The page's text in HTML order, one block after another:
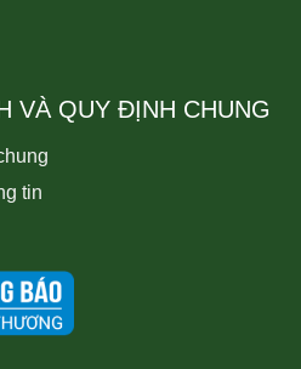
VÀ QUY ĐỊNH CHUNG
tin